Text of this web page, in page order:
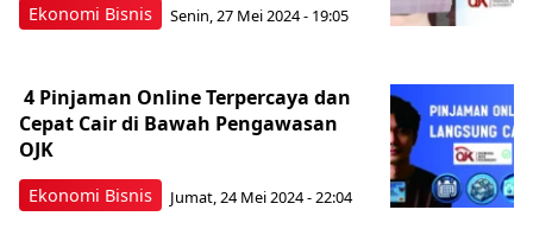
Ekonomi Bisnis Senin, 27 Mei 2024 - 19:05
Ekonomi Bisnis
4 Pinjaman Online Terpercaya dan
Cepat Cair di Bawah Pengawasan
OJK
Jumat, 24 Mei 2024 - 22:04